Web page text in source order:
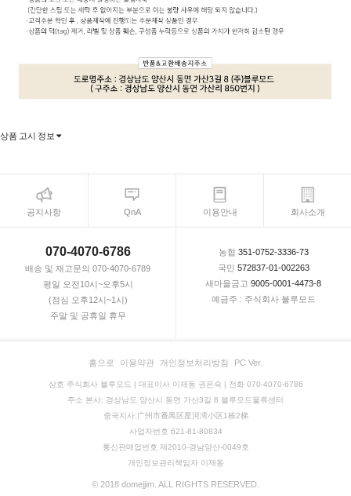
상품 고시 정보
공지사항 QnA 이용안내 회사소개
070-4070-6786
배송 및 재고문의 070-4070-6789
평일 오전10시~오후5시
(점심 오후12시~1시)
주말 및 공휴일 휴무
농협 351-0752-3336-73
국민 572837-01-002263
새마을금고 9005-0001-4473-8
예금주 : 주식회사 블루모드
홈으로 이용약관 개인정보처리방침 PC Ver.
상호 주식회사 블루모드 | 대표이사 이재동 권은숙 | 전화 070-4070-6786
주소 본사: 경상남도 양산시 동면 가산3길 8 블루모드물류센터
중국지사:广州市番禺区星河湾小区1栋2梯
사업자번호 621-81-80834
통신판매업번호 제2010-경남양산-0049호
개인정보관리책임자 이재동
© 2018 domejjim. ALL RIGHTS RESERVED.